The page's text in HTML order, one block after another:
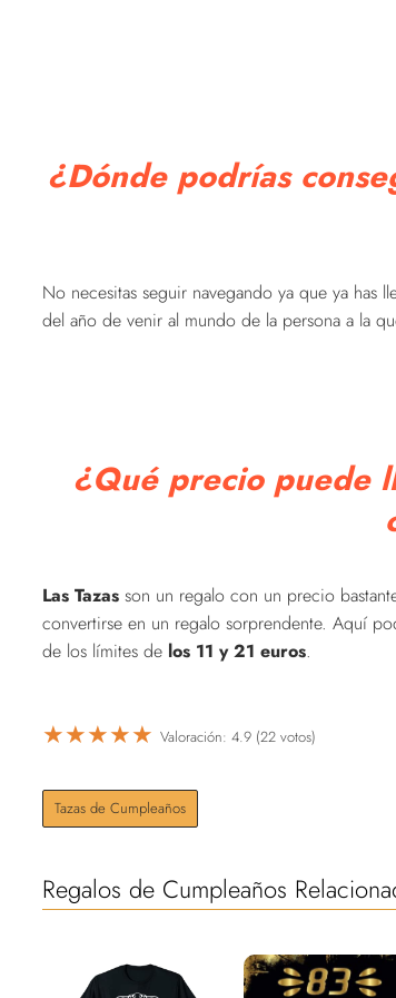
¿Dónde podrías
No necesitas seguir navegando ya que ya has
del año de venir al mundo de la persona a la
¿Qué precio puede
Las Tazas son un regalo con un precio
convertirse en un regalo sorprendente. Aquí
de los límites de los 11 y 21 euros.
★★★★★ Valoración: 4.9 (22 votos)
Tazas de Cumpleaños
Regalos de Cumpleaños